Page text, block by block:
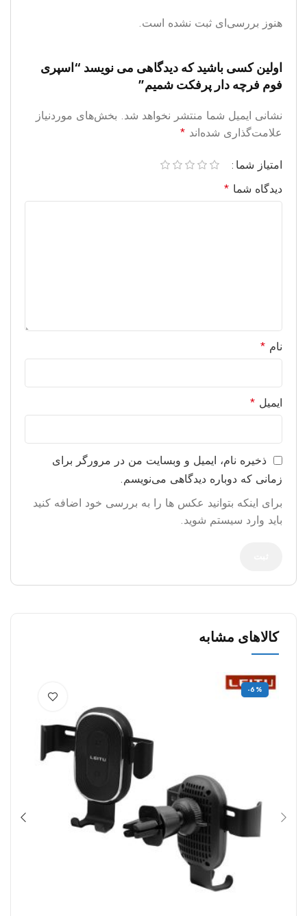
هنوز بررسی‌ای ثبت نشده است.
اولین کسی باشید که دیدگاهی می نویسد “اسپری
فوم فرچه دار پرفکت شمیم”
نشانی ایمیل شما منتشر نخواهد شد. بخش‌های موردنیاز
علامت‌گذاری شده‌اند *
امتیاز شما
دیدگاه شما *
نام *
ایمیل *
ذخیره نام، ایمیل و وبسایت من در مرورگر برای
زمانی که دوباره دیدگاهی می‌نویسم.
برای اینکه بتوانید عکس ها را به بررسی خود اضافه کنید
باید وارد سیستم شوید.
کالاهای مشابه
-6%